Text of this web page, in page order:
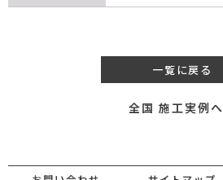
一覧に戻る
全国 施工実例へ